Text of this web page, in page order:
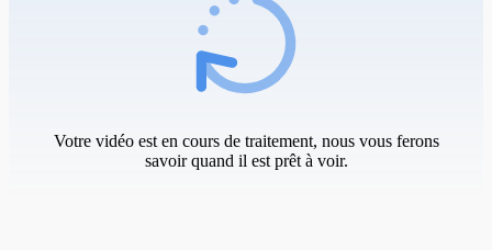
Votre vidéo est en cours de traitement, nous vous ferons
savoir quand il est prêt à voir.